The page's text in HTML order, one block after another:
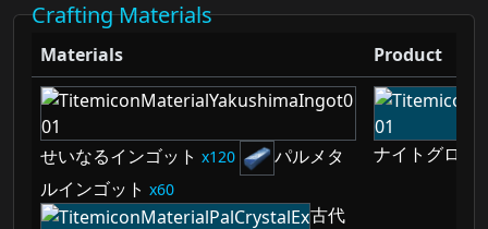
Crafting Materials
Materials Product
せいなるインゴット 120
パルメタ
ルインゴット
60
古代
ナイトグロウ